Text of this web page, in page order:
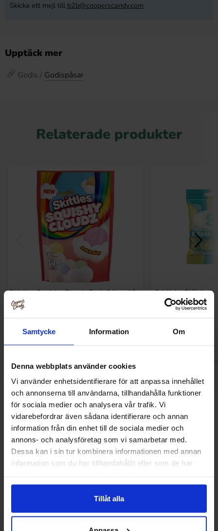
Samtycke Information Om
Denna webbplats använder cookies
Vi använder enhetsidentifierare för att anpassa innehållet
och annonserna till användarna, tillhandahålla funktioner
för sociala medier och analysera vår trafik. Vi
vidarebefordrar även sådana identifierare och annan
information från din enhet till de sociala medier och
annons- och analysföretag som vi samarbetar med.
Dessa kan i sin tur kombinera informationen med annan
information som du har tillhandahållit eller som de har
Tillåt alla
Skicka ett mejl till b2b@cooperscandy.com
Upptäck mer
Godis / Godispåsar
Relaterade produkter
Skittles Squishy Cloudz Fruit 94g x 18st
Logga in för att handla
S-Märke Blåbär/
Andra gillade